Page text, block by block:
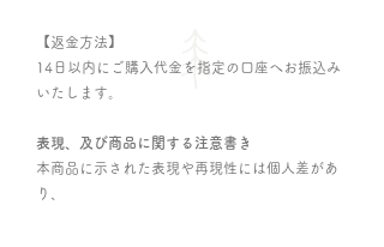
【返金方法】
14日以内にご購入代金を指定の口座へお振込み
いたします。
表現、及び商品に関する注意書き
本商品に示された表現や再現性には個人差があ
り、